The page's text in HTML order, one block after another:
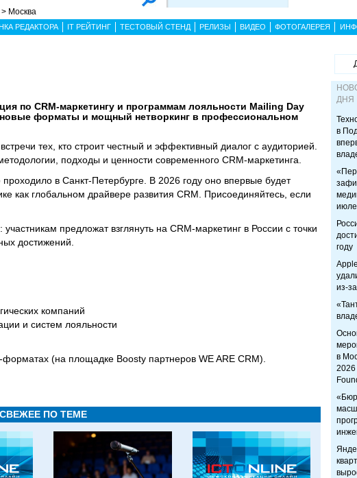
> Москва
РЕДАКТОРА IT РЕЙТИНГ ТЕСТОВЫЙ СТЕНД РЕЛИЗЫ ВИДЕО ФОТОГАЛЕРЕЯ
по CRM-маркетингу и программам лояльности Mailing Day
форматы и мощный нетворкинг в профессиональном
тех, кто строит честный и эффективный диалог с аудиторией.
подходы и ценности современного CRM-маркетинга.
в Санкт-Петербурге. В 2026 году оно впервые будет
как глобальном драйвере развития CRM. Присоединяйтесь, если
предложат взглянуть на CRM-маркетинг в России с точки
достижений.
компаний
и систем лояльности
(на площадке Boosty партнеров WE ARE CRM).
СВЕЖЕЕ ПО ТЕМЕ
ДНЯ
в
июле
году
из-
в
2026